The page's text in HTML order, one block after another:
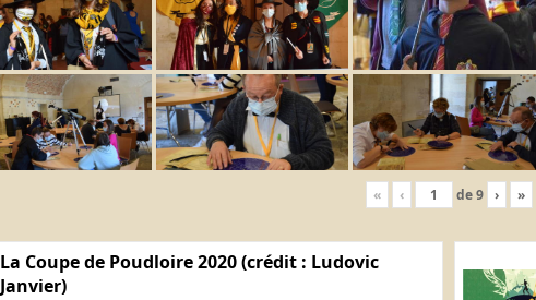
« ‹ de9 › »
La Coupe de Poudloire 2020 (crédit : Ludovic
Janvier)